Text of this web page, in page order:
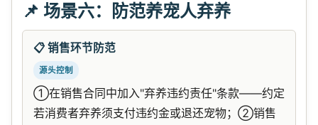
📌 场景六：防范养宠人弃养
📋 销售环节防范
源头控制
①在销售合同中加入"弃养违约责任"条款——约定
若消费者弃养须支付违约金或退还宠物；②销售